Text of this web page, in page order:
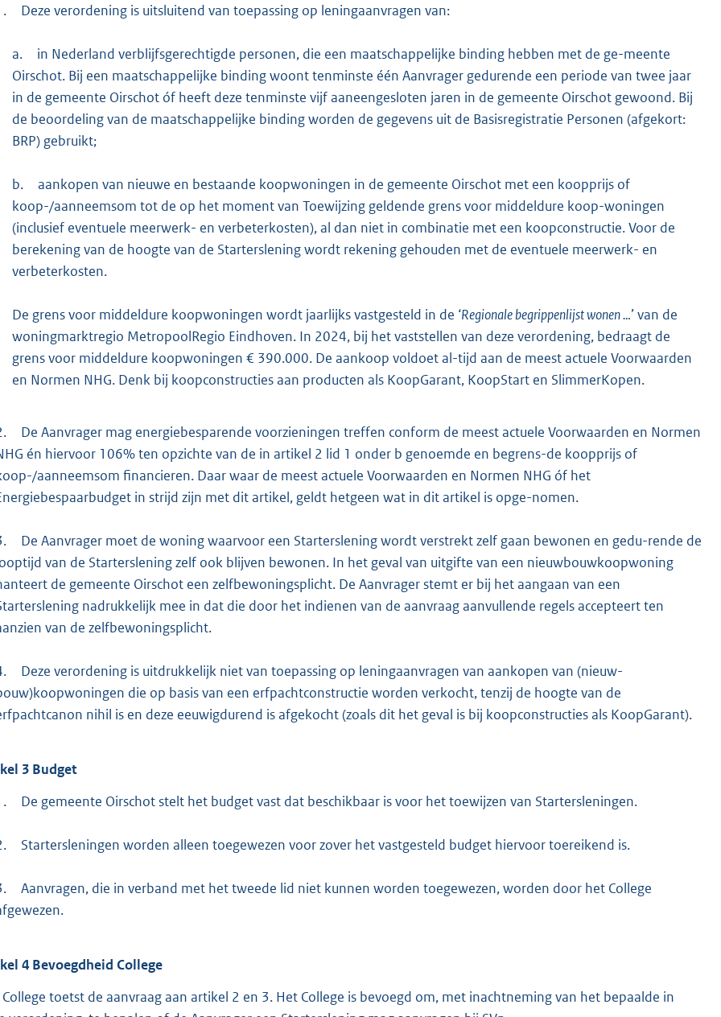
Deze verordening is uitsluitend van toepassing op leningaanvragen van:
a.
in Nederland verblijfsgerechtigde personen, die een maatschappelijke binding hebben met de ge-meente
Oirschot. Bij een maatschappelijke binding woont tenminste één Aanvrager gedurende een periode van twee jaar
in de gemeente Oirschot óf heeft deze tenminste vijf aaneengesloten jaren in de gemeente Oirschot gewoond. Bij
de beoordeling van de maatschappelijke binding worden de gegevens uit de Basisregistratie Personen (afgekort:
BRP) gebruikt;
b.
aankopen van nieuwe en bestaande koopwoningen in de gemeente Oirschot met een koopprijs of
koop-/aanneemsom tot de op het moment van Toewijzing geldende grens voor middeldure koop-woningen
(inclusief eventuele meerwerk- en verbeterkosten), al dan niet in combinatie met een koopconstructie. Voor de
berekening van de hoogte van de Starterslening wordt rekening gehouden met de eventuele meerwerk- en
verbeterkosten.
De grens voor middeldure koopwoningen wordt jaarlijks vastgesteld in de ‘Regionale begrippenlijst wonen …’ van de
woningmarktregio MetropoolRegio Eindhoven. In 2024, bij het vaststellen van deze verordening, bedraagt de
grens voor middeldure koopwoningen € 390.000. De aankoop voldoet al-tijd aan de meest actuele Voorwaarden
en Normen NHG. Denk bij koopconstructies aan producten als KoopGarant, KoopStart en SlimmerKopen.
De Aanvrager mag energiebesparende voorzieningen treffen conform de meest actuele Voorwaarden en Normen
én hiervoor 106% ten opzichte van de in artikel 2 lid 1 onder b genoemde en begrens-de koopprijs of
aanneemsom financieren. Daar waar de meest actuele Voorwaarden en Normen NHG óf het
in strijd zijn met dit artikel, geldt hetgeen wat in dit artikel is opge-nomen.
De Aanvrager moet de woning waarvoor een Starterslening wordt verstrekt zelf gaan bewonen en gedu-rende de
van de Starterslening zelf ook blijven bewonen. In het geval van uitgifte van een nieuwbouwkoopwoning
de gemeente Oirschot een zelfbewoningsplicht. De Aanvrager stemt er bij het aangaan van een
nadrukkelijk mee in dat die door het indienen van de aanvraag aanvullende regels accepteert ten
van de zelfbewoningsplicht.
Deze verordening is uitdrukkelijk niet van toepassing op leningaanvragen van aankopen van (nieuw-
die op basis van een erfpachtconstructie worden verkocht, tenzij de hoogte van de
nihil is en deze eeuwigdurend is afgekocht (zoals dit het geval is bij koopconstructies als KoopGarant).
3 Budget
De gemeente Oirschot stelt het budget vast dat beschikbaar is voor het toewijzen van Startersleningen.
Startersleningen worden alleen toegewezen voor zover het vastgesteld budget hiervoor toereikend is.
Aanvragen, die in verband met het tweede lid niet kunnen worden toegewezen, worden door het College
4 Bevoegdheid College
toetst de aanvraag aan artikel 2 en 3. Het College is bevoegd om, met inachtneming van het bepaalde in